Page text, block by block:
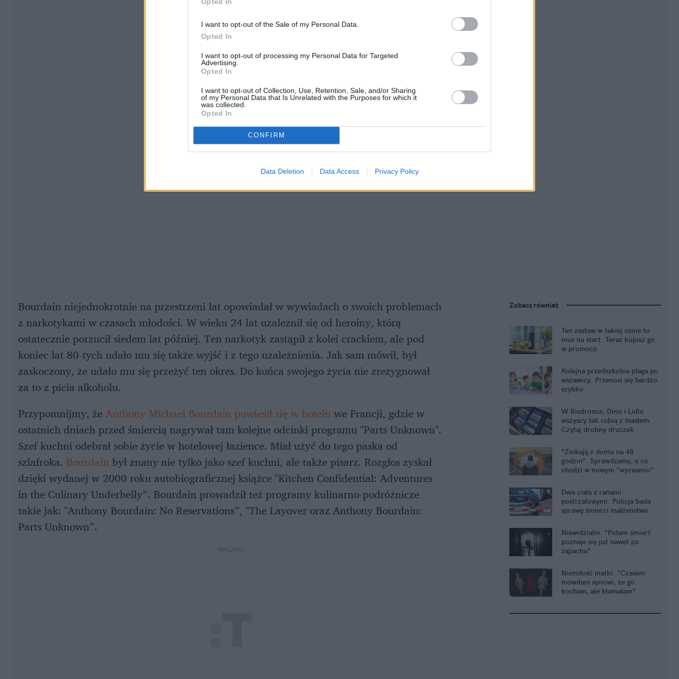
I want to opt-out of the Sale of my Personal Data.
Opted In
I want to opt-out of processing my Personal Data for Targeted
Advertising.
Opted In
I want to opt-out of Collection, Use, Retention, Sale, and/or Sharing
of my Personal Data that Is Unrelated with the Purposes for which it
was collected.
Opted In
CONFIRM
Data Deletion Data Access Privacy Policy
Bourdain niejednokrotnie na przestrzeni lat opowiadał w wywiadach o swoich problemach
z narkotykami w czasach młodości. W wieku 24 lat uzależnił się od heroiny, którą
ostatecznie porzucił siedem lat później. Ten narkotyk zastąpił z kolei crackiem, ale pod
koniec lat 80-tych udało mu się także wyjść i z tego uzależnienia. Jak sam mówił, był
zaskoczony, że udało mu się przeżyć ten okres. Do końca swojego życia nie zrezygnował
za to z picia alkoholu.
Przypomnijmy, żeAnthony Michael Bourdain powiesił się w hoteluwe Francji, gdzie w
ostatnich dniach przed śmiercią nagrywał tam kolejne odcinki programu "Parts Unknown".
Szef kuchni odebrał sobie życie w hotelowej łazience. Miał użyć do tego paska od
szlafroka. Bourdainbył znany nie tylko jako szef kuchni, ale także pisarz. Rozgłos zyskał
dzięki wydanej w 2000 roku autobiograficznej książce "Kitchen Confidential: Adventures
in the Culinary Underbelly”. Bourdain prowadził też programy kulinarno-podróżnicze
takie jak: "Anthony Bourdain: No Reservations”, "The Layover oraz Anthony Bourdain:
Parts Unknown”.
REKLAMA
Zobacz również
Ten zestaw w takiej cenie to
mus na start. Teraz kupisz go
w promocji
Kolejna przedszkolna plaga po
wszawicy. Przenosi się bardzo
szybko
W Biedronce, Dino i Lidlu
wszyscy tak robią z masłem.
Czytaj drobny druczek
"Znikają z domu na 48
godzin". Sprawdzamy, o co
chodzi w nowym "wyzwaniu"
Dwa ciała z ranami
postrzałowymi. Policja bada
sprawę śmierci małżeństwa
Niewidzialni. "Potem śmierć
poznaje się już nawet po
zapachu"
Niemiłość matki. "Czasem
mówiłam synowi, że go
kocham, ale kłamałam"